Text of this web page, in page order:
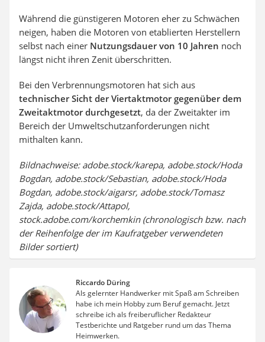
Während die günstigeren Motoren eher zu Schwächen
neigen, haben die Motoren von etablierten Herstellern
selbst nach einer Nutzungsdauer von 10 Jahren noch
längst nicht ihren Zenit überschritten.
Bei den Verbrennungsmotoren hat sich aus
technischer Sicht der Viertaktmotor gegenüber dem
Zweitaktmotor durchgesetzt, da der Zweitakter im
Bereich der Umweltschutzanforderungen nicht
mithalten kann.
Bildnachweise: adobe.stock/karepa, adobe.stock/Hoda
Bogdan, adobe.stock/Sebastian, adobe.stock/Hoda
Bogdan, adobe.stock/aigarsr, adobe.stock/Tomasz
Zajda, adobe.stock/Attapol,
stock.adobe.com/korchemkin (chronologisch bzw. nach
der Reihenfolge der im Kaufratgeber verwendeten
Bilder sortiert)
Riccardo Düring
Als gelernter Handwerker mit Spaß am Schreiben
habe ich mein Hobby zum Beruf gemacht. Jetzt
schreibe ich als freiberuflicher Redakteur
Testberichte und Ratgeber rund um das Thema
Heimwerken.